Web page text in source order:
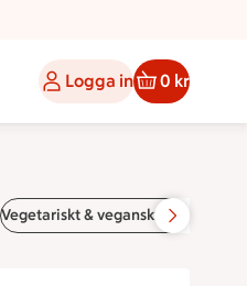
Logga in 0 kr
Vegetariskt & veganskt (12)